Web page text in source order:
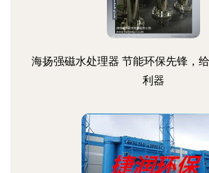
海扬强磁水处理器 节能环保先锋，
利器